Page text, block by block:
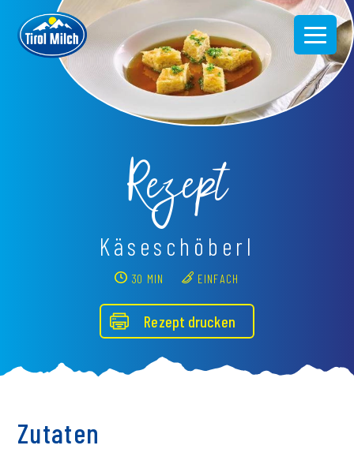
Direkt
zum
Inhalt
Rezept
Käseschöberl
30 MIN EINFACH
Rezept drucken
Zutaten